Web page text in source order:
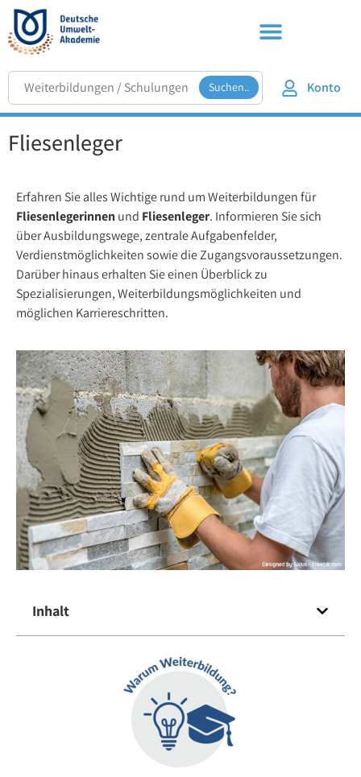
Suchen.. Konto
Fliesenleger
Erfahren Sie alles Wichtige rund um Weiterbildungen für
Fliesenlegerinnen und Fliesenleger. Informieren Sie sich
über Ausbildungswege, zentrale Aufgabenfelder,
Verdienstmöglichkeiten sowie die Zugangsvoraussetzungen.
Darüber hinaus erhalten Sie einen Überblick zu
Spezialisierungen, Weiterbildungsmöglichkeiten und
möglichen Karriereschritten.
Inhalt